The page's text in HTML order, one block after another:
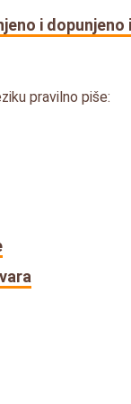
i dopunjeno
pravilno piše: